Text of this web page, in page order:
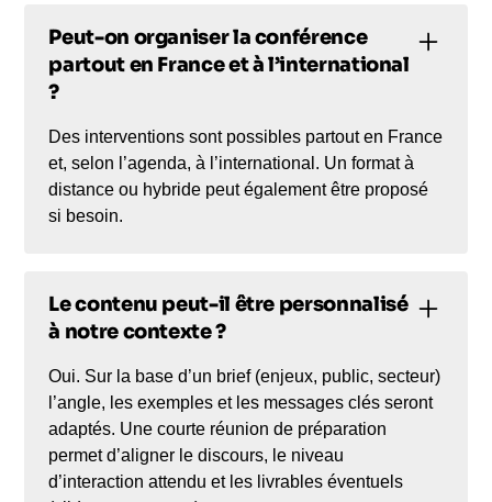
Peut-on organiser la conférence
partout en France et à l’international
?
Des interventions sont possibles partout en France
et, selon l’agenda, à l’international. Un format à
distance ou hybride peut également être proposé
si besoin.
Le contenu peut-il être personnalisé
à notre contexte ?
Oui. Sur la base d’un brief (enjeux, public, secteur)
l’angle, les exemples et les messages clés seront
adaptés. Une courte réunion de préparation
permet d’aligner le discours, le niveau
d’interaction attendu et les livrables éventuels